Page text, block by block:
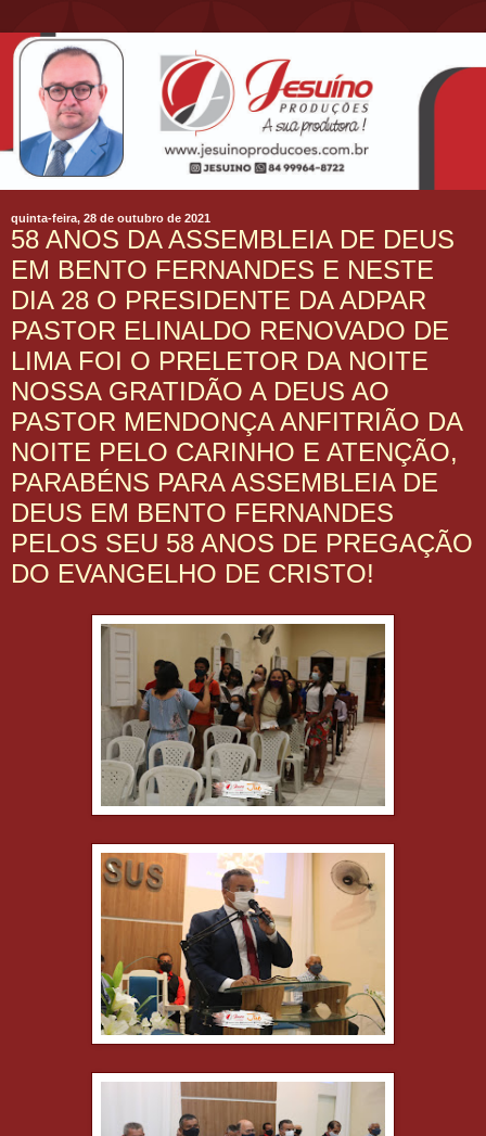
quinta-feira, 28 de outubro de 2021
58 ANOS DA ASSEMBLEIA DE DEUS
EM BENTO FERNANDES E NESTE
DIA 28 O PRESIDENTE DA ADPAR
PASTOR ELINALDO RENOVADO DE
LIMA FOI O PRELETOR DA NOITE
NOSSA GRATIDÃO A DEUS AO
PASTOR MENDONÇA ANFITRIÃO DA
NOITE PELO CARINHO E ATENÇÃO,
PARABÉNS PARA ASSEMBLEIA DE
DEUS EM BENTO FERNANDES
PELOS SEU 58 ANOS DE PREGAÇÃO
DO EVANGELHO DE CRISTO!